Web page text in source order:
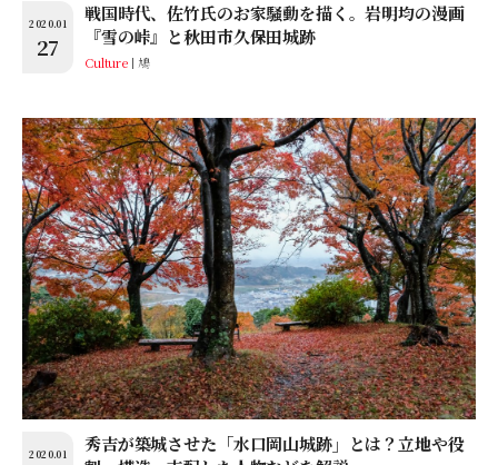
2020.01
27
戦国時代、佐竹氏のお家騒動を描く。岩明均の漫画
『雪の峠』と秋田市久保田城跡
Culture 鳩
2020.01
秀吉が築城させた「水口岡山城跡」とは？立地や役